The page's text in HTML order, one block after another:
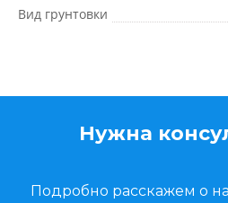
Вид грунтовки
Нужна
Подробно расскажем о